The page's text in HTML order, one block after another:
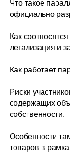
Что такое
официально
Как
легализация и
Как работает
Риски
содержащих
собственности.
Особенности
товаров в